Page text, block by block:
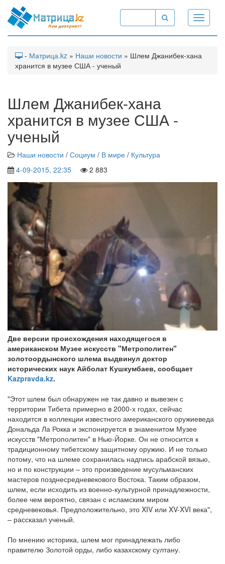
Toggle
- Матрица.kz » Наши новости » Шлем Джанибек-хана
хранится в музее США - ученый
Шлем Джанибек-хана
хранится в музее США -
ученый
Наши новости / Социум / В мире / Культура
4-09-2015, 22:35
2 883
Две версии происхождения находящегося в
американском Музее искусств "Метрополитен"
золотоордынского шлема выдвинул доктор
исторических наук Айболат Кушкумбаев, сообщает
Kazpravda.kz.
"Этот шлем был обнаружен не так давно и вывезен с
территории Тибета примерно в 2000-х годах, сейчас
находится в коллекции известного американского оружиеведа
Дональда Ла Рокка и экспонируется в знаменитом Музее
искусств "Метрополитен" в Нью-Йорке. Он не относится к
традиционному тибетскому защитному оружию. И не только
потому, что на шлеме сохранилась надпись арабской вязью,
но и по конструкции – это произведение мусульманских
мастеров позднесредневекового Востока. Таким образом,
шлем, если исходить из военно-культурной принадлежности,
более чем вероятно, связан с исламским миром
средневековья. Предположительно, это XIV или XV-XVI века",
– рассказал ученый.
По мнению историка, шлем мог принадлежать либо
правителю Золотой орды, либо казахскому султану.